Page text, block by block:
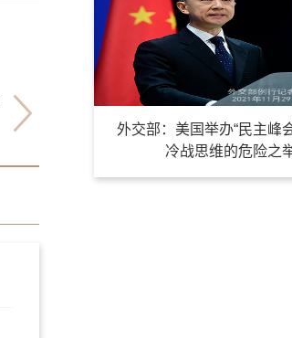
外交部：美国举办“民主峰
冷战思维的危险之